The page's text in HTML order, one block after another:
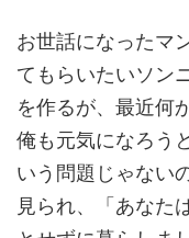
お世話になったマ
てもらいたいソン
を作るが、最近何
俺も元気になろう
いう問題じゃない
見られ、「あなた